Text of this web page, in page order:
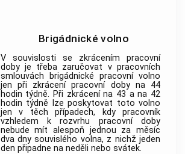
Brigádnické volno
V souvislosti se zkrácením pracovní
doby je třeba zaručovat v pracovních
smlouvách brigádnické pracovní volno
jen při zkrácení pracovní doby na 44
hodin týdně. Při zkrácení na 43 a na 42
hodin týdně lze poskytovat toto volno
jen v těch případech, kdy pracovník
vzhledem k rozvrhu pracovní doby
nebude mít alespoň jednou za měsíc
dva dny souvislého volna, z nichž jeden
den připadne na neděli nebo svátek.